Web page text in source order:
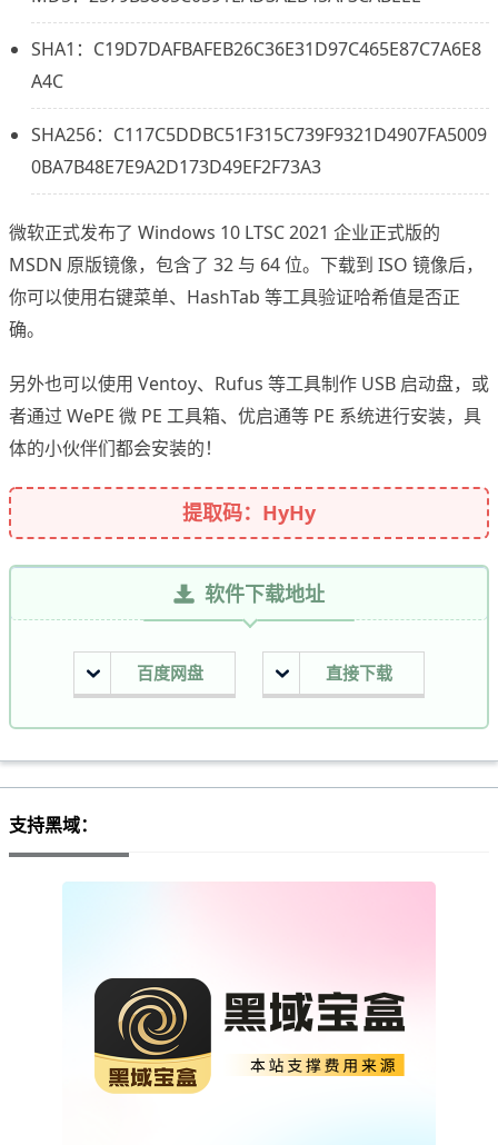
SHA1：C19D7DAFBAFEB26C36E31D97C465E87C7A6E8
A4C
SHA256：C117C5DDBC51F315C739F9321D4907FA5009
0BA7B48E7E9A2D173D49EF2F73A3
微软正式发布了 Windows 10 LTSC 2021 企业正式版的
MSDN 原版镜像，包含了 32 与 64 位。下载到 ISO 镜像后，
你可以使用右键菜单、HashTab 等工具验证哈希值是否正
确。
另外也可以使用 Ventoy、Rufus 等工具制作 USB 启动盘，或
者通过 WePE 微 PE 工具箱、优启通等 PE 系统进行安装，具
体的小伙伴们都会安装的！
提取码：HyHy
软件下载地址
百度网盘 直接下载
支持黑域：